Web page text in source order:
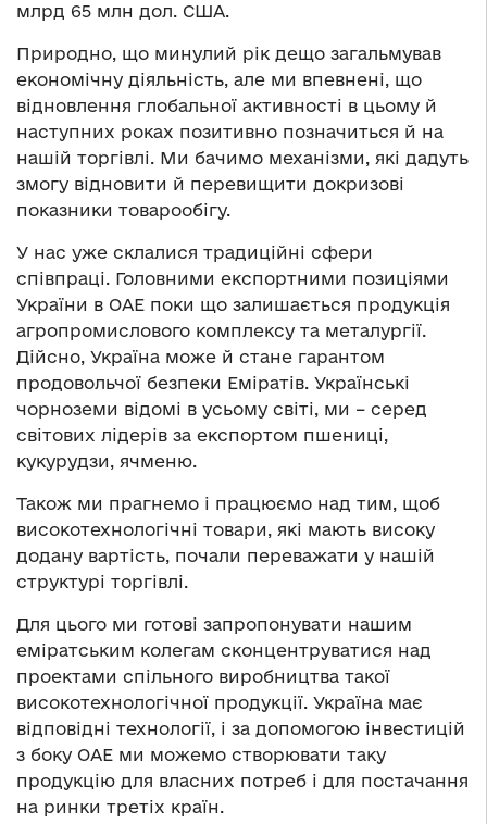
млрд 65 млн дол. США.
Природно, що минулий рік дещо загальмував
економічну діяльність, але ми впевнені, що
відновлення глобальної активності в цьому й
наступних роках позитивно позначиться й на
нашій торгівлі. Ми бачимо механізми, які дадуть
змогу відновити й перевищити докризові
показники товарообігу.
У нас уже склалися традиційні сфери
співпраці. Головними експортними позиціями
України в ОАЕ поки що залишається продукція
агропромислового комплексу та металургії.
Дійсно, Україна може й стане гарантом
продовольчої безпеки Еміратів. Українські
чорноземи відомі в усьому світі, ми – серед
світових лідерів за експортом пшениці,
кукурудзи, ячменю.
Також ми прагнемо і працюємо над тим, щоб
високотехнологічні товари, які мають високу
додану вартість, почали переважати у нашій
структурі торгівлі.
Для цього ми готові запропонувати нашим
еміратським колегам сконцентруватися над
проектами спільного виробництва такої
високотехнологічної продукції. Україна має
відповідні технології, і за допомогою інвестицій
з боку ОАЕ ми можемо створювати таку
продукцію для власних потреб і для постачання
на ринки третіх країн.